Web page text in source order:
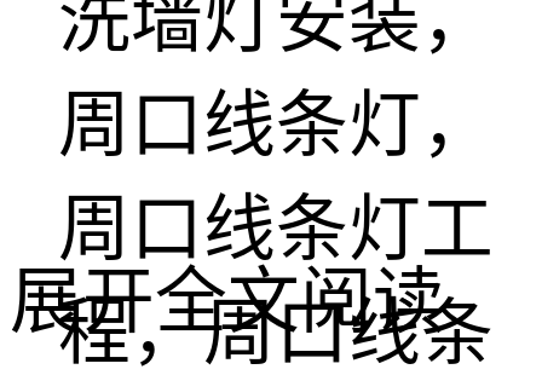
洗墙灯安装，
周口线条灯，
周口线条灯工
程，周口线条
展开全文阅读